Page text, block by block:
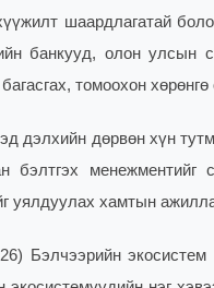
шаардлагатай
банкууд, олон улсын
томоохон
дэлхийн дөрвөн хүн
бэлтгэх менежментийг
уялдуулах хамтын
Бэлчээрийн